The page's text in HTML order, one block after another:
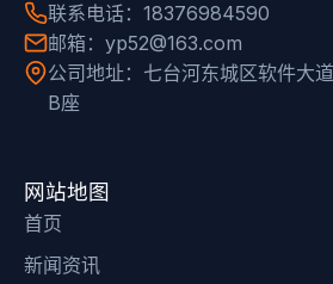
联系电话：18376984590
邮箱：yp52@163.com
公司地址：七台河东城区软件大
B座
网站地图
首页
新闻资讯